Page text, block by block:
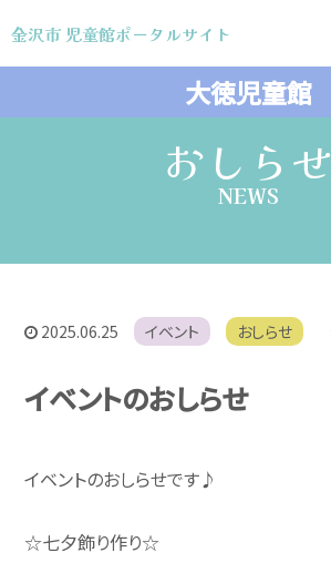
金沢市 児童館ポータルサイト
金沢市 児童館ポータルサイト
おしらせ
NEWS
2025.06.25 イベント おしらせ
イベントのおしらせ
イベントのおしらせです♪
☆七夕飾り作り☆
大徳児童館